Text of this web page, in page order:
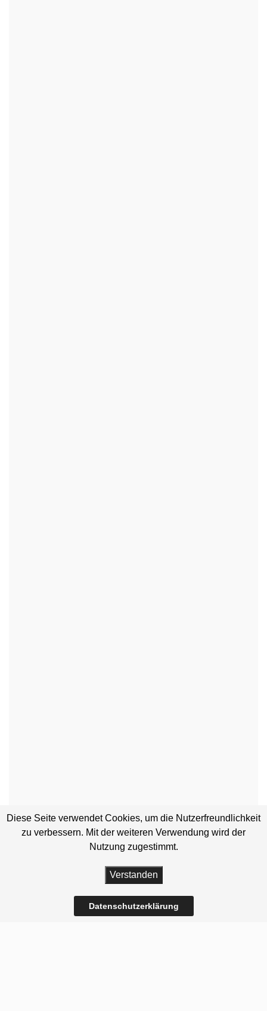
Diese Seite verwendet Cookies, um die Nutzerfreundlichkeit
zu verbessern. Mit der weiteren Verwendung wird der
Nutzung zugestimmt.
Verstanden
Datenschutzerklärung